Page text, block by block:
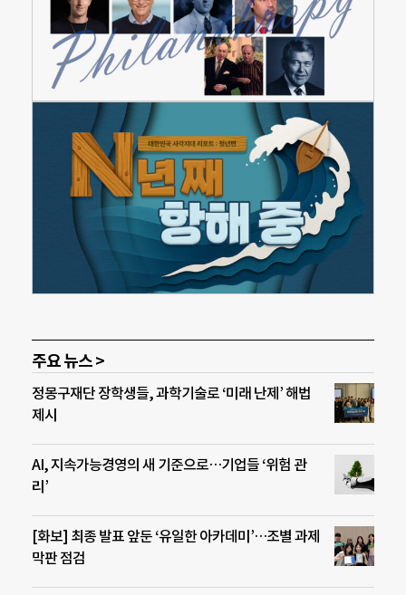
주요 뉴스 >
정몽구재단 장학생들, 과학기술로 ‘미래 난제’ 해법
제시
AI, 지속가능경영의 새 기준으로…기업들 ‘위험 관
리’
[화보] 최종 발표 앞둔 ‘유일한 아카데미’…조별 과제
막판 점검